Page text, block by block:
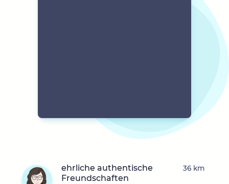
ehrliche authentische
Freundschaften
36 km